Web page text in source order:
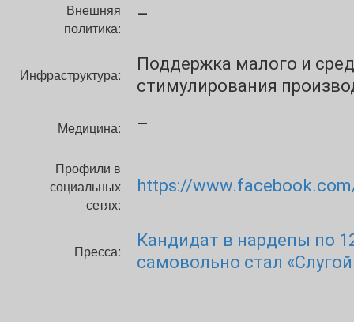
Внешняя
политика:
–
Инфраструктура:
Поддержка малого и
стимулирования
Медицина: –
Профили в
социальных
сетях:
https://
Пресса:
Кандидат в нардепы по
самовольно стал